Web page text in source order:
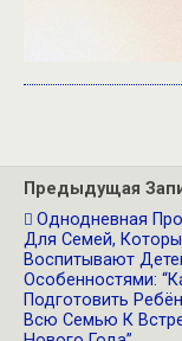
Предыдущая
Однодневная
Для Семей,
Воспитывают
Особенностями:
Подготовить
Всю Семью К